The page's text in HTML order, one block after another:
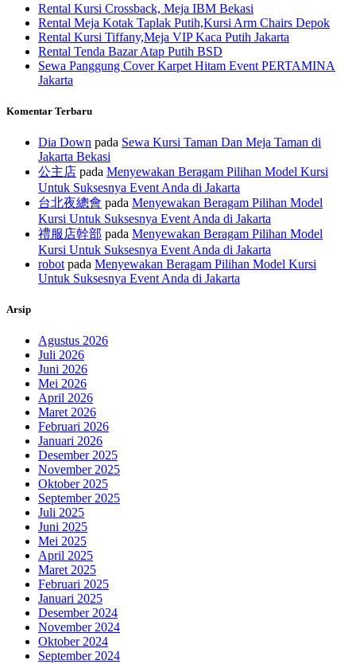
Rental Kursi Crossback, Meja IBM Bekasi
Rental Meja Kotak Taplak Putih,Kursi Arm Chairs Depok
Rental Kursi Tiffany,Meja VIP Kaca Putih Jakarta
Rental Tenda Bazar Atap Putih BSD
Sewa Panggung Cover Karpet Hitam Event PERTAMINA
Jakarta
Komentar Terbaru
Dia Down pada Sewa Kursi Taman Dan Meja Taman di
Jakarta Bekasi
公主店 pada Menyewakan Beragam Pilihan Model Kursi
Untuk Suksesnya Event Anda di Jakarta
台北夜總會 pada Menyewakan Beragam Pilihan Model
Kursi Untuk Suksesnya Event Anda di Jakarta
禮服店幹部 pada Menyewakan Beragam Pilihan Model
Kursi Untuk Suksesnya Event Anda di Jakarta
robot pada Menyewakan Beragam Pilihan Model Kursi
Untuk Suksesnya Event Anda di Jakarta
Arsip
Agustus 2026
Juli 2026
Juni 2026
Mei 2026
April 2026
Maret 2026
Februari 2026
Januari 2026
Desember 2025
November 2025
Oktober 2025
September 2025
Juli 2025
Juni 2025
Mei 2025
April 2025
Maret 2025
Februari 2025
Januari 2025
Desember 2024
November 2024
Oktober 2024
September 2024